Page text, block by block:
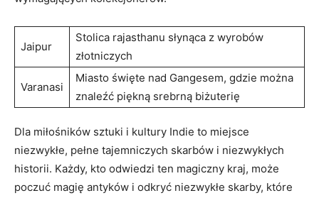
Jaipur
Stolica rajasthanu ‍słynąca‍ z wyrobów
złotniczych
Varanasi
Miasto święte nad Gangesem, gdzie można
znaleźć⁤ piękną srebrną biżuterię
Dla miłośników‌ sztuki i⁢ kultury Indie to miejsce
niezwykłe, pełne tajemniczych skarbów​ i niezwykłych⁤
historii. Każdy, kto ⁢odwiedzi ten magiczny kraj, może
poczuć magię antyków i⁢ odkryć niezwykłe skarby, które